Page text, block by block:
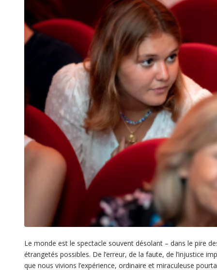
Le monde est le spectacle souvent désolant – dans le pire
étrangetés possibles. De l’erreur, de la faute, de l’injustice
que nous vivions l’expérience, ordinaire et miraculeuse